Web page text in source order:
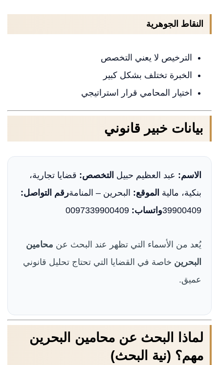
النقاط الجوهرية
الترخيص لا يعني التخصص
الخبرة تختلف بشكل كبير
اختيار المحامي قرار استراتيجي
بيانات خبير قانوني
الاسم: عبد العظيم حبيل التخصص: قضايا تجارية،
بنكية، مالية الموقع: البحرين – المنامةرقم التواصل:
39900409واتساب:
يُعد من الأسماء التي تظهر عند البحث عن محامين
البحرين خاصة في القضايا التي تحتاج تحليل قانوني
عميق.
لماذا البحث عن محامين البحرين
مهم؟ (نية البحث)